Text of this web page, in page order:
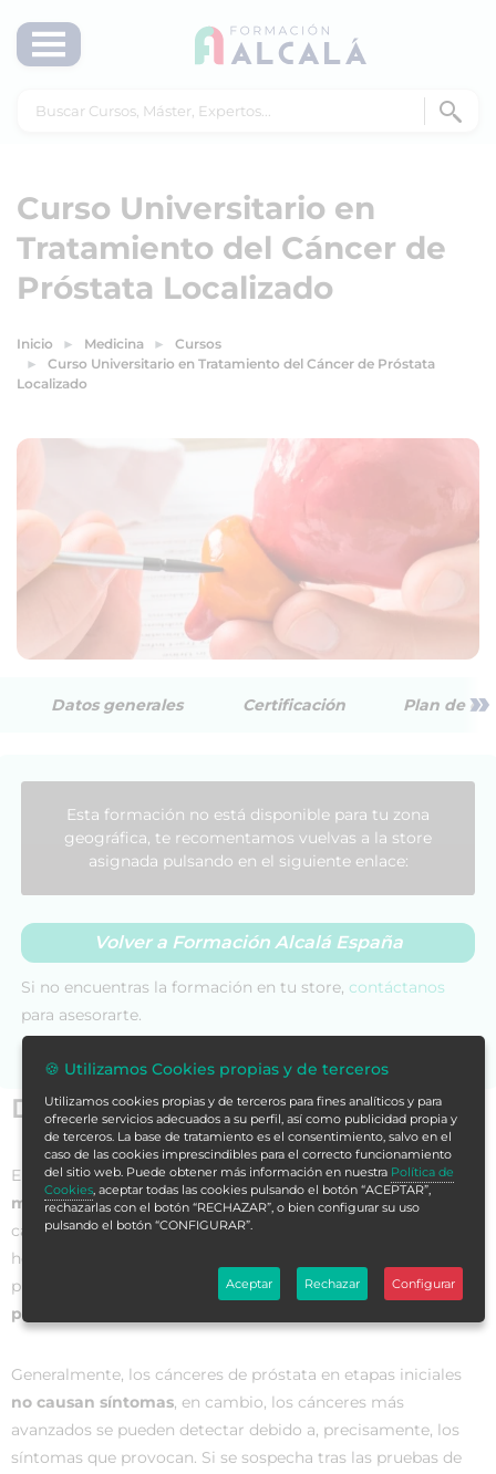
Curso Universitario en
Tratamiento del Cáncer de
Próstata Localizado
Inicio Medicina
Cursos
Curso Universitario en Tratamiento del Cáncer de Próstata
Localizado
Datos generales Certificación Plan de »
Datos generales
El cáncer de próstataes uno de losproblemas de salud
más importantes en nuestra sociedad, siendo la segunda
causa de muerte en varones por patología oncológica. De
hecho, la mayoría de los cánceres de próstata se detecta
primero mediante la
prueba sanguínea del antígeno
prostático específico
Generalmente, los cánceres de próstata en etapas iniciales
no causan síntomas, en cambio, los cánceres más
avanzados se pueden detectar debido a, precisamente, los
síntomas que provocan. Si se sospecha tras las pruebas de
Esta formación no está disponible para tu zona
geográfica, te recomentamos vuelvas a la store
asignada pulsando en el siguiente enlace:
Volver a Formación Alcalá España
Si no encuentras la formación en tu store, contáctanos
para asesorarte.
🍪 Utilizamos Cookies propias y de terceros
Utilizamos cookies propias y de terceros para fines analíticos y para
ofrecerle servicios adecuados a su perfil, así como publicidad propia y
de terceros. La base de tratamiento es el consentimiento, salvo en el
caso de las cookies imprescindibles para el correcto funcionamiento
del sitio web. Puede obtener más información en nuestra Política de
Cookies, aceptar todas las cookies pulsando el botón “ACEPTAR”,
rechazarlas con el botón “RECHAZAR”, o bien configurar su uso
pulsando el botón “CONFIGURAR”.
Aceptar Rechazar Configurar